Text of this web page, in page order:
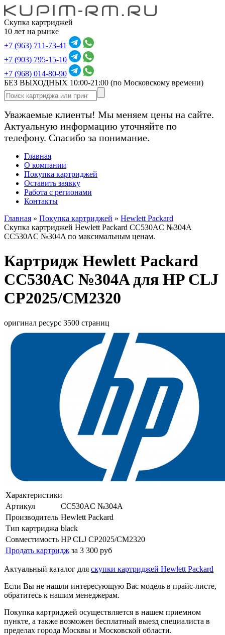
Скупка картриджей
10 лет на рынке
+7 (963) 711-73-41
+7 (903) 795-15-10
+7 (968) 014-80-90
БЕЗ ВЫХОДНЫХ 10:00-21:00 (по Московскому времени)
Уважаемые клиенты! Мы меняем цены на сайте.
Актуальную информацию уточняйте по
телефону. Спасибо за понимание.
Главная
О компании
Покупка картриджей
Оставить заявку
Работа с регионами
Контакты
Главная » Покупка картриджей » Hewlett Packard
Скупка картриджей Hewlett Packard CC530AC №304A
CC530AC №304A по максимальным ценам.
Картридж Hewlett Packard
CC530AC №304A для HP CLJ
CP2025/CM2320
оригинал ресурс 3500 страниц
Характеристики
Артикул
CC530AC №304A
Производитель Hewlett Packard
Тип картриджа black
Совместимость HP CLJ CP2025/CM2320
Продать картридж за 3 300 руб
Актуальный каталог для скупки картриджей Hewlett Packard
Если Вы не нашли интересующую Вас модель в прайс-листе,
обратитесь к нашим менеджерам.
Покупка картриджей осуществляется в нашем приемном
пункте, а также возможен бесплатный выезд специалиста в
пределах города Москвы и Московской области.